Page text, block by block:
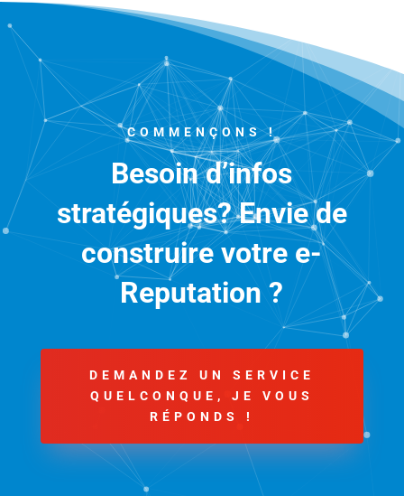
COMMENÇONS !
Besoin d’infos
stratégiques? Envie de
construire votre e-
Reputation ?
DEMANDEZ UN SERVICE
QUELCONQUE, JE VOUS
RÉPONDS !